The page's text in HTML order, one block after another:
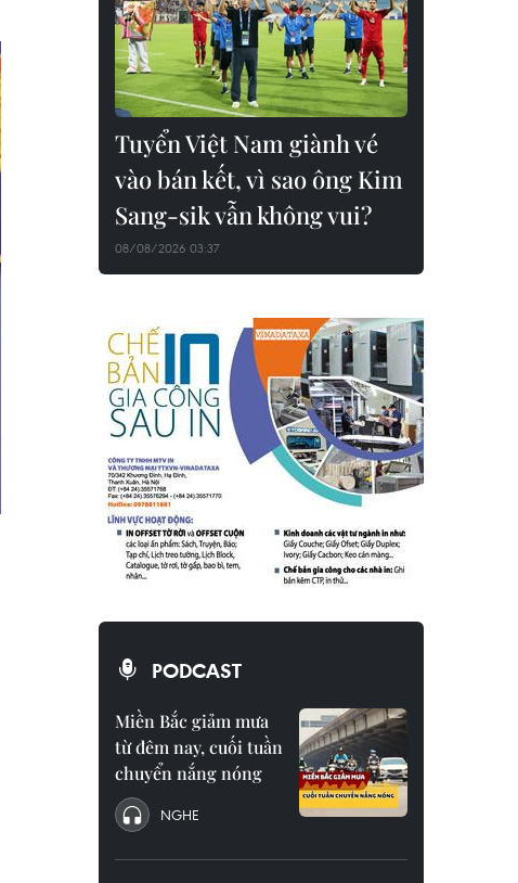
Tuyển Việt Nam giành vé
vào bán kết, vì sao ông Kim
Sang-sik vẫn không vui?
08/08/2026 03:37
PODCAST
Miền Bắc giảm mưa
từ đêm nay, cuối tuần
chuyển nắng nóng
NGHE